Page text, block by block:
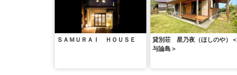
ＳＡＭＵＲＡＩ ＨＯＵＳＥ
貸別荘 星乃夜（ほしのや）＜
与論島＞